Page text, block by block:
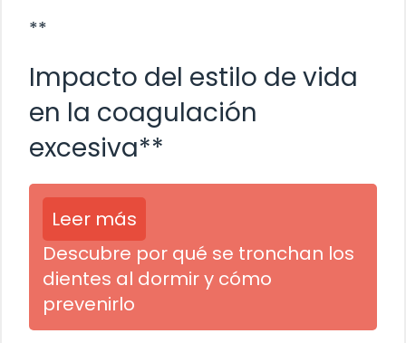
**
Impacto del estilo de vida
en la coagulación
excesiva**
Leer más
Descubre por qué se tronchan los
dientes al dormir y cómo
prevenirlo